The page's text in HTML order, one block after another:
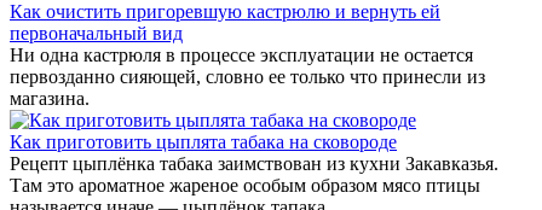
Как очистить пригоревшую кастрюлю и вернуть ей
первоначальный вид
Ни одна кастрюля в процессе эксплуатации не остается
первозданно сияющей, словно ее только что принесли из
магазина.
Как приготовить цыплята табака на сковороде
Рецепт цыплёнка табака заимствован из кухни Закавказья.
Там это ароматное жареное особым образом мясо птицы